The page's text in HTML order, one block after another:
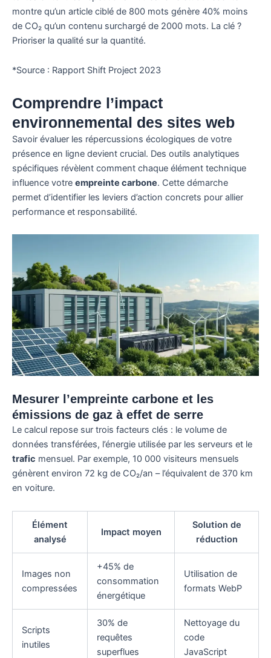
montre qu’un article ciblé de 800 mots génère 40% moins
de CO₂ qu’un contenu surchargé de 2000 mots. La clé ?
Prioriser la qualité sur la quantité.
*Source : Rapport Shift Project 2023
Comprendre l’impact
environnemental des sites web
Savoir évaluer les répercussions écologiques de votre
présence en ligne devient crucial. Des outils analytiques
spécifiques révèlent comment chaque élément technique
influence votre empreinte carbone. Cette démarche
permet d’identifier les leviers d’action concrets pour allier
performance et responsabilité.
Mesurer l’empreinte carbone et les
émissions de gaz à effet de serre
Le calcul repose sur trois facteurs clés : le volume de
données transférées, l’énergie utilisée par les serveurs et le
trafic mensuel. Par exemple, 10 000 visiteurs mensuels
génèrent environ 72 kg de CO₂/an – l’équivalent de 370 km
en voiture.
Élément
analysé
Impact moyen
Solution de
réduction
Images non
compressées
+45% de
consommation
énergétique
Utilisation de
formats WebP
Scripts
inutiles
30% de
requêtes
superflues
Nettoyage du
code
JavaScript